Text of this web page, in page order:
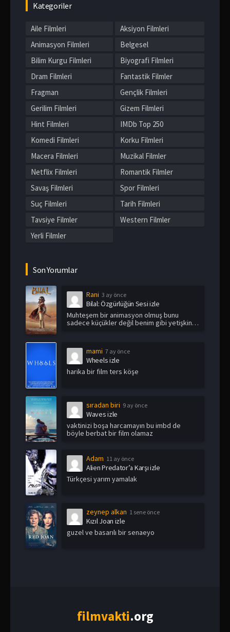
Kategoriler
Aile Filmleri
Aksiyon Filmleri
Animasyon Filmleri
Belgesel
Bilim Kurgu Filmleri
Biyografi Filmleri
Dram Filmleri
Fantastik Filmler
Fragman
Gençlik Filmleri
Gerilim Filmleri
Gizem Filmleri
Hint Filmleri
IMDb Top 250
Komedi Filmleri
Korku Filmleri
Macera Filmleri
Muzikal Filmler
Netflix Filmleri
Romantik Filmler
Savaş Filmleri
Spor Filmleri
Suç Filmleri
Tarih Filmleri
Tavsiye Filmler
Western Filmler
Yerli Filmler
Son Yorumlar
Rani 3 ay önce
Bilal: Özgürlüğün Sesi izle
Muhteşem bir animasyon olmuş bunu
sadece küçükler değil benim gibi yetişkin
mami 7 ay önce
Wheels izle
harika bir film ters köşe
sıradan biri 9 ay önce
Waves izle
vaktinizi boşa harcamayın bu imbd de
böyle berbat bir film olamaz
Adam 11 ay önce
Alien Predator’a Karşı izle
Türkçesi yarım yamalak
zeynep alkan 1 sene önce
Kızıl Joan izle
guzel ve basarılı bir senaeyo
filmvakti.org